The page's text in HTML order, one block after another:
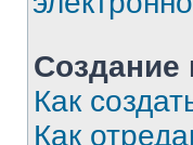
Создание
Как
Как